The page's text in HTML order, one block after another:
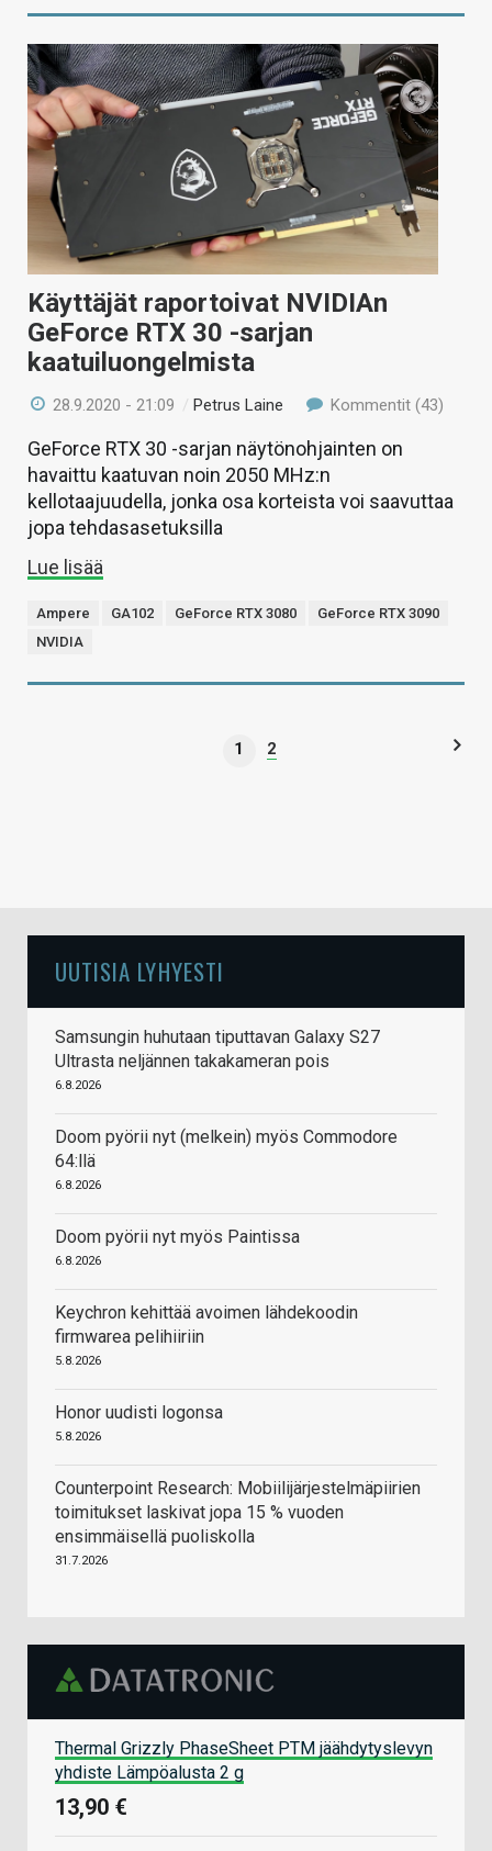
Käyttäjät raportoivat NVIDIAn
GeForce RTX 30 -sarjan
kaatuiluongelmista
28.9.2020 - 21:09 /Petrus Laine Kommentit (43)
GeForce RTX 30 -sarjan näytönohjainten on
havaittu kaatuvan noin 2050 MHz:n
kellotaajuudella, jonka osa korteista voi saavuttaa
jopa tehdasasetuksilla
Lue lisää
Ampere GA102 GeForce RTX 3080
GeForce RTX 3090
NVIDIA
1 2
UUTISIA LYHYESTI
Samsungin huhutaan tiputtavan Galaxy S27
Ultrasta neljännen takakameran pois
6.8.2026
Doom pyörii nyt (melkein) myös Commodore
64:llä
6.8.2026
Doom pyörii nyt myös Paintissa
6.8.2026
Keychron kehittää avoimen lähdekoodin
firmwarea pelihiiriin
5.8.2026
Honor uudisti logonsa
5.8.2026
Counterpoint Research: Mobiilijärjestelmäpiirien
toimitukset laskivat jopa 15 % vuoden
ensimmäisellä puoliskolla
31.7.2026
Thermal Grizzly PhaseSheet PTM jäähdytyslevyn
yhdiste Lämpöalusta 2 g
13,90 €